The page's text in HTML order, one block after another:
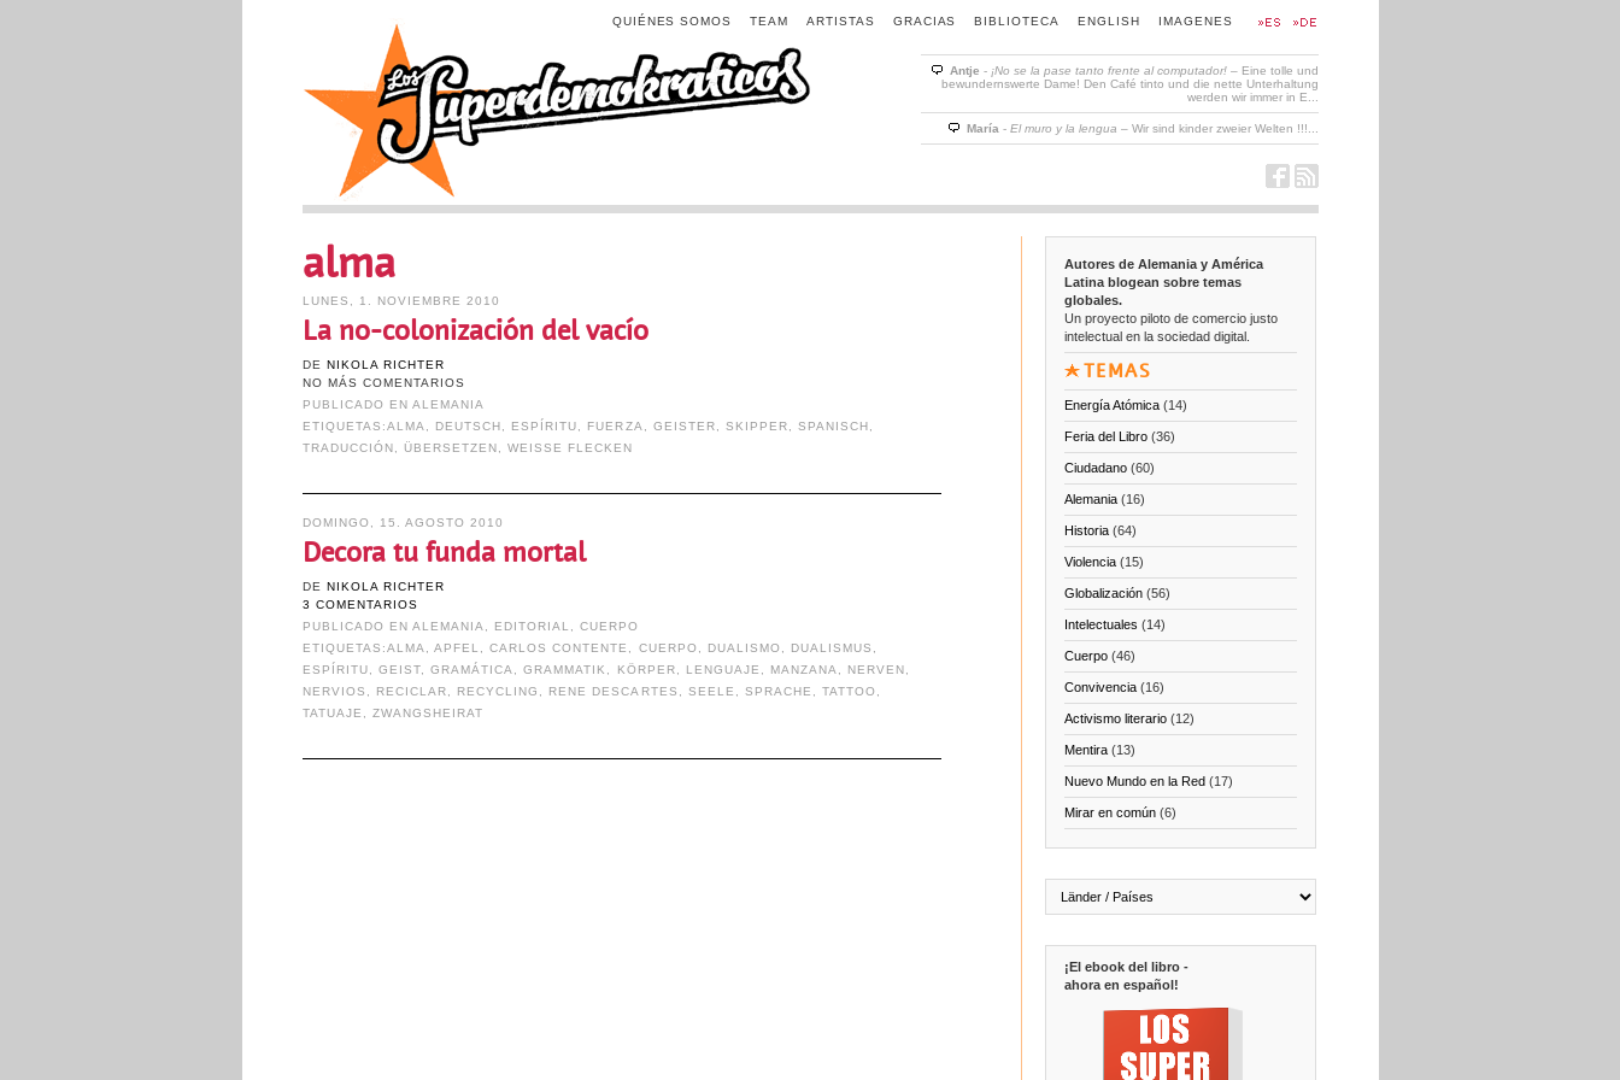
IMAGENES
ENGLISH
BIBLIOTECA
GRACIAS
ARTISTAS
TEAM
QUIÉNES SOMOS
Antje - ¡No se la pase tanto frente al computador!– Eine tolle und
bewundernswerte Dame! Den Café tinto und die nette Unterhaltung
werden wir immer in E...
María - El muro y la lengua – Wir sind kinder zweier Welten !!!...
alma
LUNES, 1. NOVIEMBRE 2010
La no-colonización del vacío
DE NIKOLA RICHTER
NO MÁS COMENTARIOS
PUBLICADO EN ALEMANIA
ETIQUETAS:ALMA DEUTSCH ESPÍRITU FUERZA GEISTER SKIPPER ,SPANISCH
TRADUCCIÓN
ÜBERSETZEN ,WEISSE FLECKEN
DOMINGO, 15. AGOSTO 2010
Decora tu funda mortal
DE NIKOLA RICHTER
3 COMENTARIOS
PUBLICADO EN ALEMANIA EDITORIAL ,CUERPO
ETIQUETAS:ALMA APFEL ,CARLOS CONTENTE CUERPO DUALISMO DUALISMUS
ESPÍRITU
GEIST, GRAMÁTICA ,GRAMMATIK KÖRPER LENGUAJE MANZANA NERVEN
NERVIOS
RECICLAR RECYCLING RENE DESCARTES SEELE SPRACHE ,TATTOO
TATUAJE
ZWANGSHEIRAT
Autores de Alemania y América
Latina blogean sobre temas
globales.
Un proyecto piloto de comercio justo
intelectual en la sociedad digital.
TEMAS
Energía Atómica(14)
Feria del Libro(36)
Ciudadano(60)
Alemania(16)
Historia(64)
Violencia(15)
Globalización(56)
Intelectuales (14)
Cuerpo(46)
Convivencia(16)
Activismo literario(12)
Mentira(13)
Nuevo Mundo en la Red(17)
Mirar en común(6)
¡El ebook del libro -
ahora en español!